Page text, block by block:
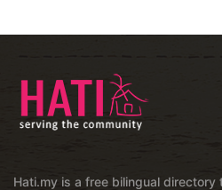
Hati.my is a free bilingual